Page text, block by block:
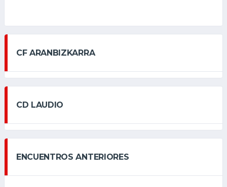
CF ARANBIZKARRA
CD LAUDIO
ENCUENTROS ANTERIORES